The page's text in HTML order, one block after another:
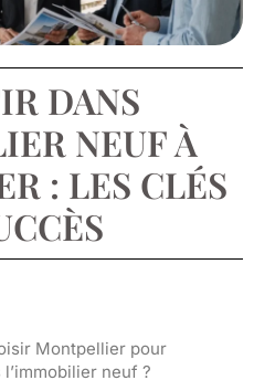
DANS
NEUF À
: LES CLÉS
Montpellier pour
neuf ?